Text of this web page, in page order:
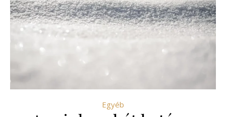
Egyéb